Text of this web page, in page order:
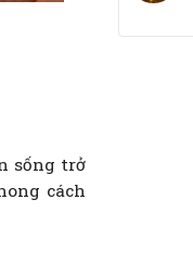
sống trở
cách